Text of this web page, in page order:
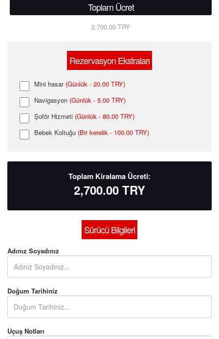
Toplam Ücret
2,700.00 TRY
Rezervasyon Ekstraları
Mini hasar (Günlük - 20.00 TRY)
Navigasyon (Günlük - 5.00 TRY)
Şoför Hizmeti (Günlük - 80.00 TRY)
Bebek Koltuğu (Bir kerelik - 100.00 TRY)
Toplam Kiralama Ücreti:
2,700.00 TRY
Sürücü Bilgileri
Adınız Soyadınız
Doğum Tarihiniz
Uçuş Notları